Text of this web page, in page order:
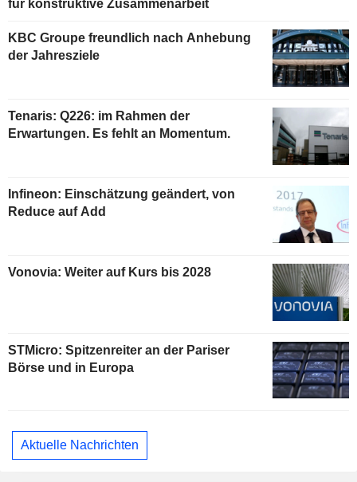
für konstruktive Zusammenarbeit
KBC Groupe freundlich nach Anhebung
der Jahresziele
Tenaris: Q226: im Rahmen der
Erwartungen. Es fehlt an Momentum.
Infineon: Einschätzung geändert, von
Reduce auf Add
Vonovia: Weiter auf Kurs bis 2028
STMicro: Spitzenreiter an der Pariser
Börse und in Europa
Aktuelle Nachrichten